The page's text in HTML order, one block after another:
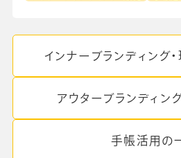
インナーブランディング
アウターブランディン
手帳活用の